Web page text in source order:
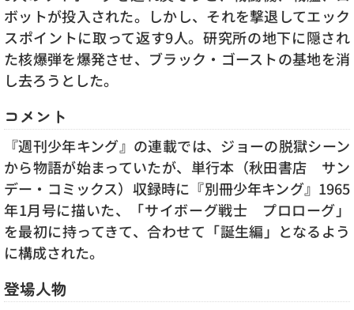
ボットが投入された。しかし、それを撃退してエック
スポイントに取って返す9人。研究所の地下に隠され
た核爆弾を爆発させ、ブラック・ゴーストの基地を消
し去ろうとした。
コメント
『週刊少年キング』の連載では、ジョーの脱獄シーン
から物語が始まっていたが、単行本（秋田書店 サン
デー・コミックス）収録時に『別冊少年キング』1965
年1月号に描いた、「サイボーグ戦士 プロローグ」
を最初に持ってきて、合わせて「誕生編」となるよう
に構成された。
登場人物